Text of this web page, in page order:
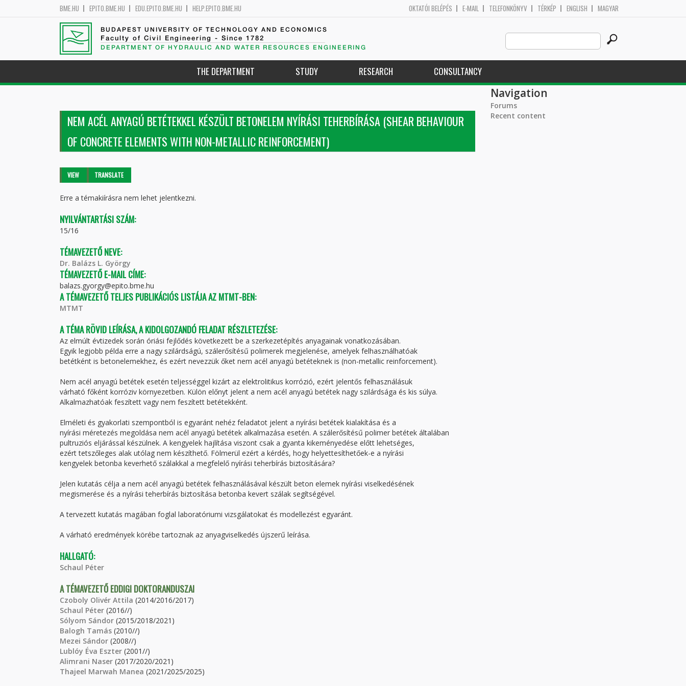
BME.HU EPITO.BME.HU EDU.EPITO.BME.HU HELP.EPITO.BME.HU OKTATÓI BELÉPÉS E-MAIL TELEFONKÖNYV TÉRKÉP ENGLISH MAGYAR
BUDAPEST UNIVERSITY OF TECHNOLOGY AND ECONOMICS
Faculty of Civil Engineering - Since 1782
DEPARTMENT OF HYDRAULIC AND WATER RESOURCES ENGINEERING
Search
this
site
THE DEPARTMENT STUDY RESEARCH CONSULTANCY
NEM ACÉL ANYAGÚ BETÉTEKKEL KÉSZÜLT BETONELEM NYÍRÁSI TEHERBÍRÁSA (SHEAR BEHAVIOUR
OF CONCRETE ELEMENTS WITH NON-METALLIC REINFORCEMENT)
Primary tabs
VIEW (ACTIVETRANSLATE
Erre a témakiírásra nem lehet jelentkezni.
NYILVÁNTARTÁSI SZÁM:
15/16
TÉMAVEZETŐ NEVE:
Dr. Balázs L. György
TÉMAVEZETŐ E-MAIL CÍME:
balazs.gyorgy@epito.bme.hu
A TÉMAVEZETŐ TELJES PUBLIKÁCIÓS LISTÁJA AZ MTMT-BEN:
MTMT
A TÉMA RÖVID LEÍRÁSA, A KIDOLGOZANDÓ FELADAT RÉSZLETEZÉSE:
Az elmúlt évtizedek során óriási fejlődés következett be a szerkezetépítés anyagainak vonatkozásában.
Egyik legjobb példa erre a nagy szilárdságú, szálerősítésű polimerek megjelenése, amelyek felhasználhatóak
betétként is betonelemekhez, és ezért nevezzük őket nem acél anyagú betéteknek is (non-metallic reinforcement).
Nem acél anyagú betétek esetén teljességgel kizárt az elektrolitikus korrózió, ezért jelentős felhasználásuk
várható főként korróziv környezetben. Külön előnyt jelent a nem acél anyagú betétek nagy szilárdsága és kis súlya.
Alkalmazhatóak feszített vagy nem feszített betétekként.
Elméleti és gyakorlati szempontból is egyaránt nehéz feladatot jelent a nyírási betétek kialakítása és a
nyírási méretezés megoldása nem acél anyagú betétek alkalmazása esetén. A szálerősítésű polimer betétek általában
pultruziós eljárással készülnek. A kengyelek hajlítása viszont csak a gyanta kikeményedése előtt lehetséges,
ezért tetszőleges alak utólag nem készíthető. Fölmerül ezért a kérdés, hogy helyettesíthetőek-e a nyírási
kengyelek betonba keverhető szálakkal a megfelelő nyírási teherbírás biztosítására?
Jelen kutatás célja a nem acél anyagú betétek felhasználásával készült beton elemek nyírási viselkedésének
megismerése és a nyírási teherbírás biztosítása betonba kevert szálak segítségével.
A tervezett kutatás magában foglal laboratóriumi vizsgálatokat és modellezést egyaránt.
A várható eredmények körébe tartoznak az anyagviselkedés újszerű leírása.
HALLGATÓ:
Schaul Péter
A TÉMAVEZETŐ EDDIGI DOKTORANDUSZAI
Czoboly Olivér Attila (2014/2016/2017)
Schaul Péter (2016//)
Sólyom Sándor (2015/2018/2021)
Balogh Tamás (2010//)
Mezei Sándor (2008//)
Lublóy Éva Eszter (2001//)
Alimrani Naser (2017/2020/2021)
Thajeel Marwah Manea (2021/2025/2025)
Navigation
Forums
Recent content